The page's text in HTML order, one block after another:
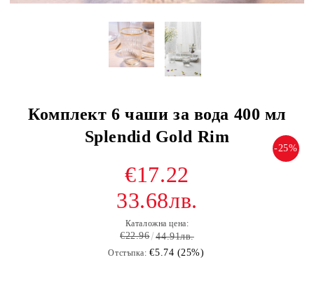
Комплект 6 чаши за вода 400 мл
Splendid Gold Rim
-25%
€17.22
33.68лв.
Каталожна цена:
€22.96 44.91лв.
Отстъпка: €5.74 (25%)